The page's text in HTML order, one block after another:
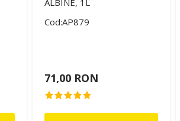
ALBINE, 1L
Cod:AP879
71,00 RON